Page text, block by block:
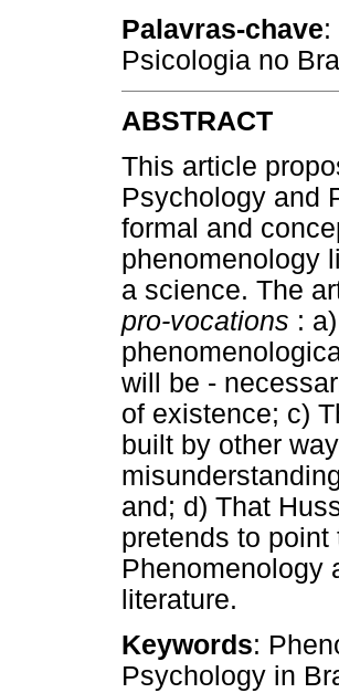
Palavras-chave:
Psicologia no
ABSTRACT
This article
Psychology and
formal and
phenomenology
a science. The
pro-vocations :
will be -
of existence; c)
built by other
and; d) That
pretends to
Phenomenology
literature.
Keywords:
Psychology in